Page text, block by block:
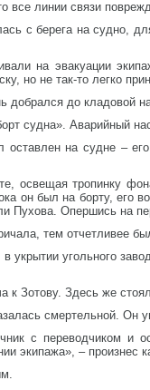
все линии связи
с берега на судно,
на эвакуации
но не так-то легко
добрался до кладовой
судна». Аварийный
на судне –
освещая тропинку
он был на борту, его
Пухова. Опершись на
тем отчетливее
в укрытии угольного
к Зотову. Здесь же
смертельной. Он
с переводчиком и
экипажа», – произнес